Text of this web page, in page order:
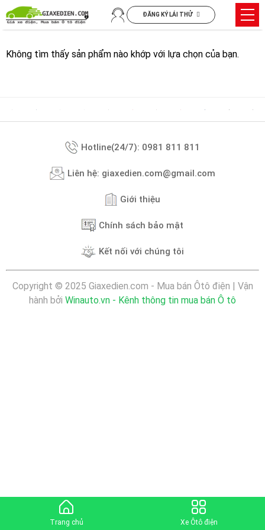
Chuyển
đến
dung
ĐĂNG KÝ LÁI THỬ
đơn
Không tìm thấy sản phẩm nào khớp với lựa chọn của bạn.
Hotline(24/7): 0981 811 811
Liên hệ: giaxedien.com@gmail.com
Giới thiệu
Chính sách bảo mật
Kết nối với chúng tôi
Copyright © 2025 Giaxedien.com - Mua bán Ôtô điện | Vận
hành bởi Winauto.vn - Kênh thông tin mua bán Ô tô
Trang chủ Xe Ôtô điện